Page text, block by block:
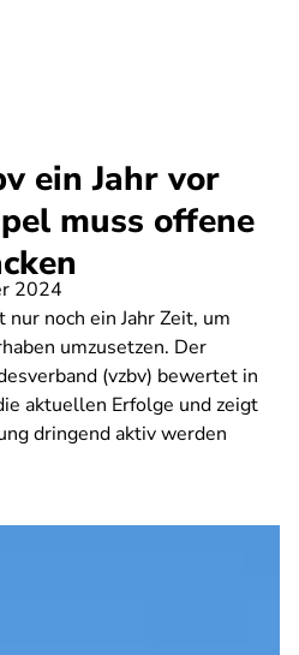
ein Jahr vor
muss offene
2024
noch ein Jahr Zeit, um
umzusetzen. Der
(vzbv) bewertet in
aktuellen Erfolge und zeigt
dringend aktiv werden